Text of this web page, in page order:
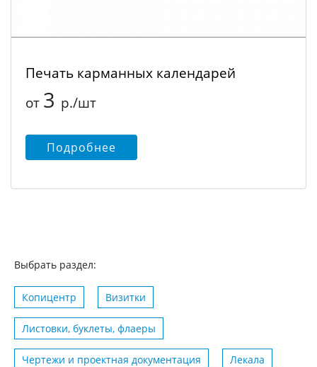
Печать карманных календарей
от 3 р./шт
Подробнее
Выбрать раздел:
Копицентр Визитки
Листовки, буклеты, флаеры
Чертежи и проектная документация Лекала